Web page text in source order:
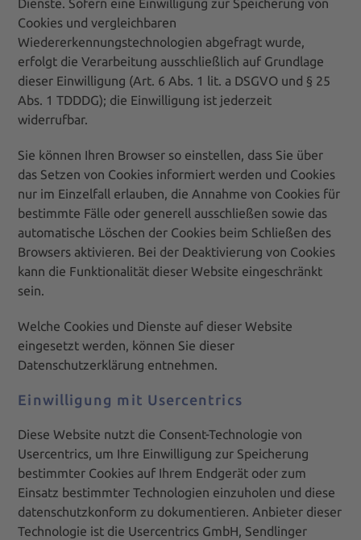
Dienste. Sofern eine Einwilligung zur Speicherung von
Cookies und vergleichbaren
Wiedererkennungstechnologien abgefragt wurde,
erfolgt die Verarbeitung ausschließlich auf Grundlage
dieser Einwilligung (Art. 6 Abs. 1 lit. a DSGVO und § 25
Abs. 1 TDDDG); die Einwilligung ist jederzeit
widerrufbar.
Sie können Ihren Browser so einstellen, dass Sie über
das Setzen von Cookies informiert werden und Cookies
nur im Einzelfall erlauben, die Annahme von Cookies für
bestimmte Fälle oder generell ausschließen sowie das
automatische Löschen der Cookies beim Schließen des
Browsers aktivieren. Bei der Deaktivierung von Cookies
kann die Funktionalität dieser Website eingeschränkt
sein.
Welche Cookies und Dienste auf dieser Website
eingesetzt werden, können Sie dieser
Datenschutzerklärung entnehmen.
Einwilligung mit Usercentrics
Diese Website nutzt die Consent-Technologie von
Usercentrics, um Ihre Einwilligung zur Speicherung
bestimmter Cookies auf Ihrem Endgerät oder zum
Einsatz bestimmter Technologien einzuholen und diese
datenschutzkonform zu dokumentieren. Anbieter dieser
Technologie ist die Usercentrics GmbH, Sendlinger